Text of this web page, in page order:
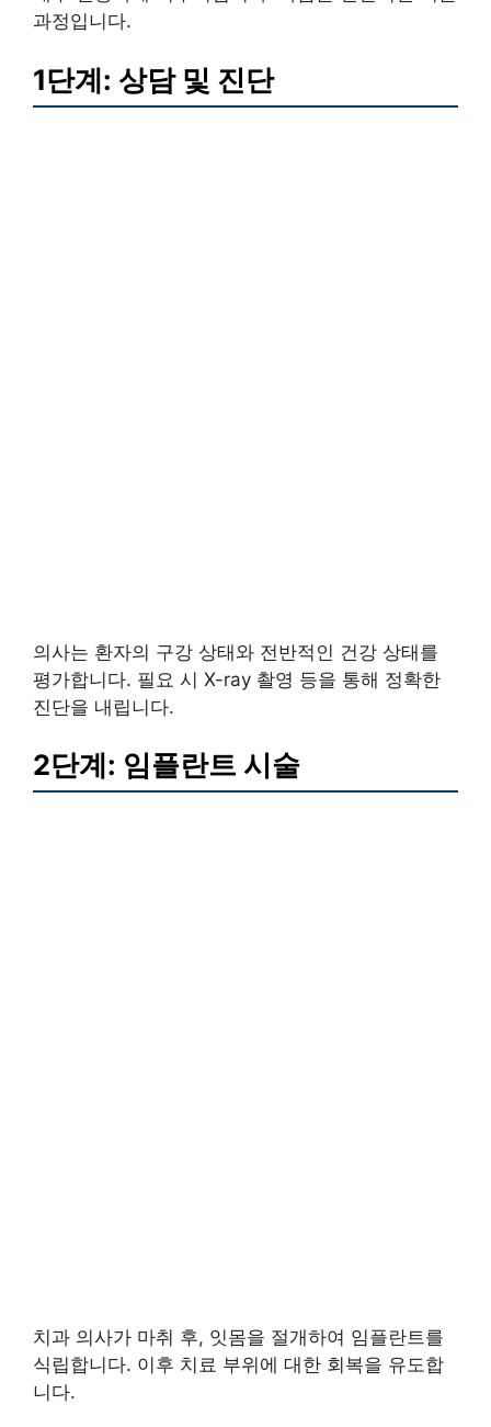
과정입니다.
1단계: 상담 및 진단
의사는 환자의 구강 상태와 전반적인 건강 상태를
평가합니다. 필요 시 X-ray 촬영 등을 통해 정확한
진단을 내립니다.
2단계: 임플란트 시술
치과 의사가 마취 후, 잇몸을 절개하여 임플란트를
식립합니다. 이후 치료 부위에 대한 회복을 유도합
니다.